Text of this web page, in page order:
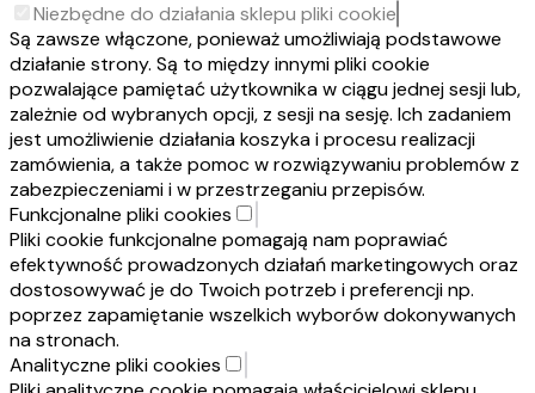
Niezbędne do działania sklepu pliki cookie
Są zawsze włączone, ponieważ umożliwiają podstawowe
działanie strony. Są to między innymi pliki cookie
pozwalające pamiętać użytkownika w ciągu jednej sesji lub,
zależnie od wybranych opcji, z sesji na sesję. Ich zadaniem
jest umożliwienie działania koszyka i procesu realizacji
zamówienia, a także pomoc w rozwiązywaniu problemów z
zabezpieczeniami i w przestrzeganiu przepisów.
Funkcjonalne pliki cookies
Pliki cookie funkcjonalne pomagają nam poprawiać
efektywność prowadzonych działań marketingowych oraz
dostosowywać je do Twoich potrzeb i preferencji np.
poprzez zapamiętanie wszelkich wyborów dokonywanych
na stronach.
Analityczne pliki cookies